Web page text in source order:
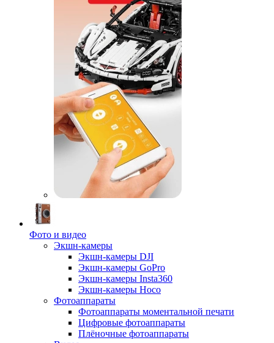
Фото и видео
Экшн-камеры
Экшн-камеры DJI
Экшн-камеры GoPro
Экшн-камеры Insta360
Экшн-камеры Hoco
Фотоаппараты
Фотоаппараты моментальной печати
Цифровые фотоаппараты
Плёночные фотоаппараты